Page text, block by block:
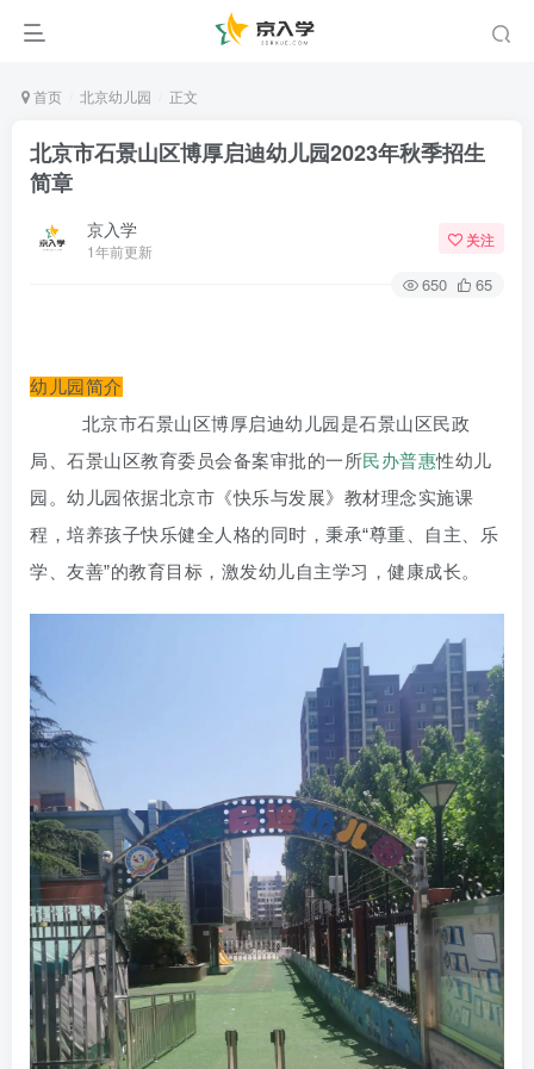
首页 北京幼儿园 正文
北京市石景山区博厚启迪幼儿园2023年秋季招生
简章
京入学
1年前更新
关注
650 65
幼儿园简介
北京市石景山区博厚启迪幼儿园是石景山区民政
局、石景山区教育委员会备案审批的一所民办普惠性幼儿
园。幼儿园依据北京市《快乐与发展》教材理念实施课
程，培养孩子快乐健全人格的同时，秉承“尊重、自主、乐
学、友善”的教育目标，激发幼儿自主学习，健康成长。